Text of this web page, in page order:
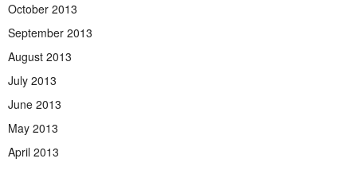
October 2013
September 2013
August 2013
July 2013
June 2013
May 2013
April 2013